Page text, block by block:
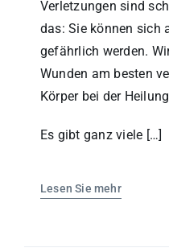
Verletzungen sind
das: Sie können sich
gefährlich werden.
Wunden am besten
Körper bei der
Es gibt ganz viele […]
Lesen Sie mehr